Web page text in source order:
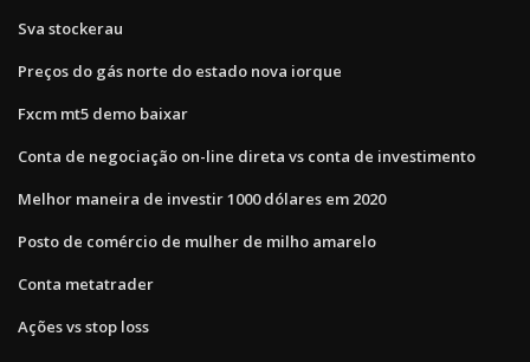
Sva stockerau
Preços do gás norte do estado nova iorque
Fxcm mt5 demo baixar
Conta de negociação on-line direta vs conta de investimento
Melhor maneira de investir 1000 dólares em 2020
Posto de comércio de mulher de milho amarelo
Conta metatrader
Ações vs stop loss